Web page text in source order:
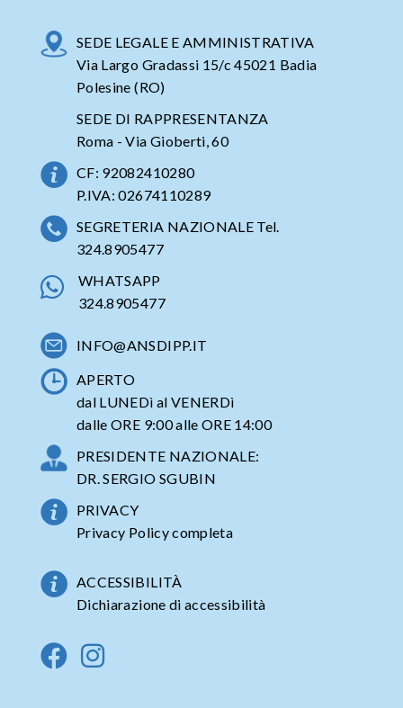
SEDE LEGALE E AMMINISTRATIVA
Via Largo Gradassi 15/c 45021 Badia
Polesine (RO)
SEDE DI RAPPRESENTANZA
Roma - Via Gioberti, 60
CF: 92082410280
P.IVA: 02674110289
SEGRETERIA NAZIONALE Tel.
324.8905477
WHATSAPP
324.8905477
INFO@ANSDIPP.IT
APERTO
dal LUNEDì al VENERDì
dalle ORE 9:00 alle ORE 14:00
PRESIDENTE NAZIONALE:
DR. SERGIO SGUBIN
PRIVACY
Privacy Policy completa
ACCESSIBILITÀ
Dichiarazione di accessibilità